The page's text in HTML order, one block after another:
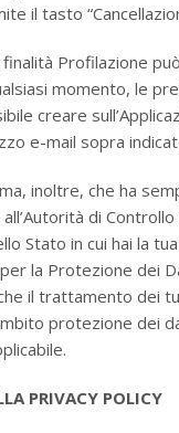
il tasto
Profilazione
momento, le
creare
e-mail sopra
inoltre, che ha
di
Stato in cui hai la
la Protezione dei
il trattamento dei
protezione dei
PRIVACY POLICY